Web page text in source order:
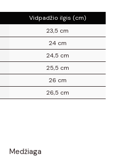
Vidpadžio ilgis (cm)
23,5 cm
24 cm
24,5 cm
25,5 cm
26 cm
26,5 cm
Medžiaga